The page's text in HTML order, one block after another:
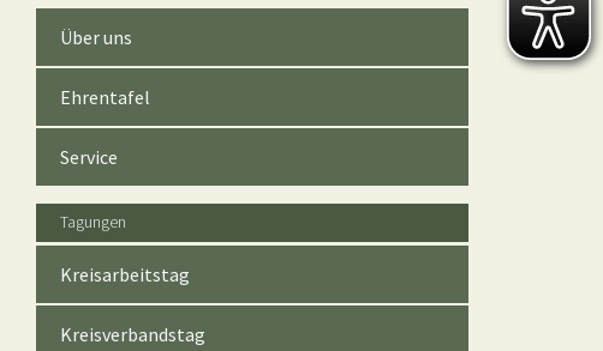
Über uns
Ehrentafel
Service
Tagungen
Kreisarbeitstag
Kreisverbandstag